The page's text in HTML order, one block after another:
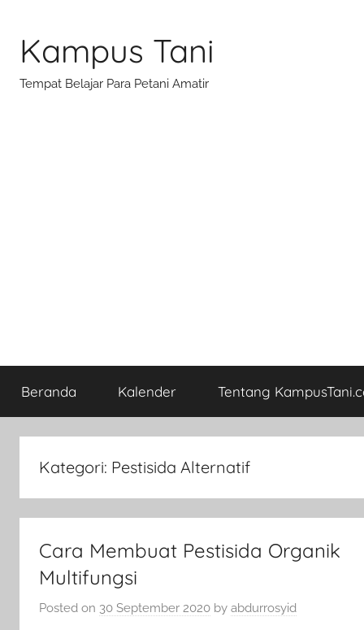
content
Kampus Tani
Tempat Belajar Para Petani Amatir
Beranda Kalender Tentang
Kategori: Pestisida Alternatif
Cara Membuat Pestisida Organik
Multifungsi
Posted on 30 September 2020 by abdurrosyid